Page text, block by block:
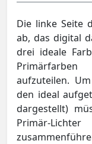
Die linke Seite
ab, das digital
drei ideale
Primärfarben
aufzuteilen.
den ideal
dargestellt)
Primär-